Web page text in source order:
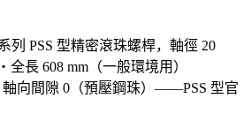
列 PSS 型精密滾珠螺桿，軸徑 20
全長 608 mm（一般環境用）
軸向間隙 0（預壓鋼珠）——PSS 型官